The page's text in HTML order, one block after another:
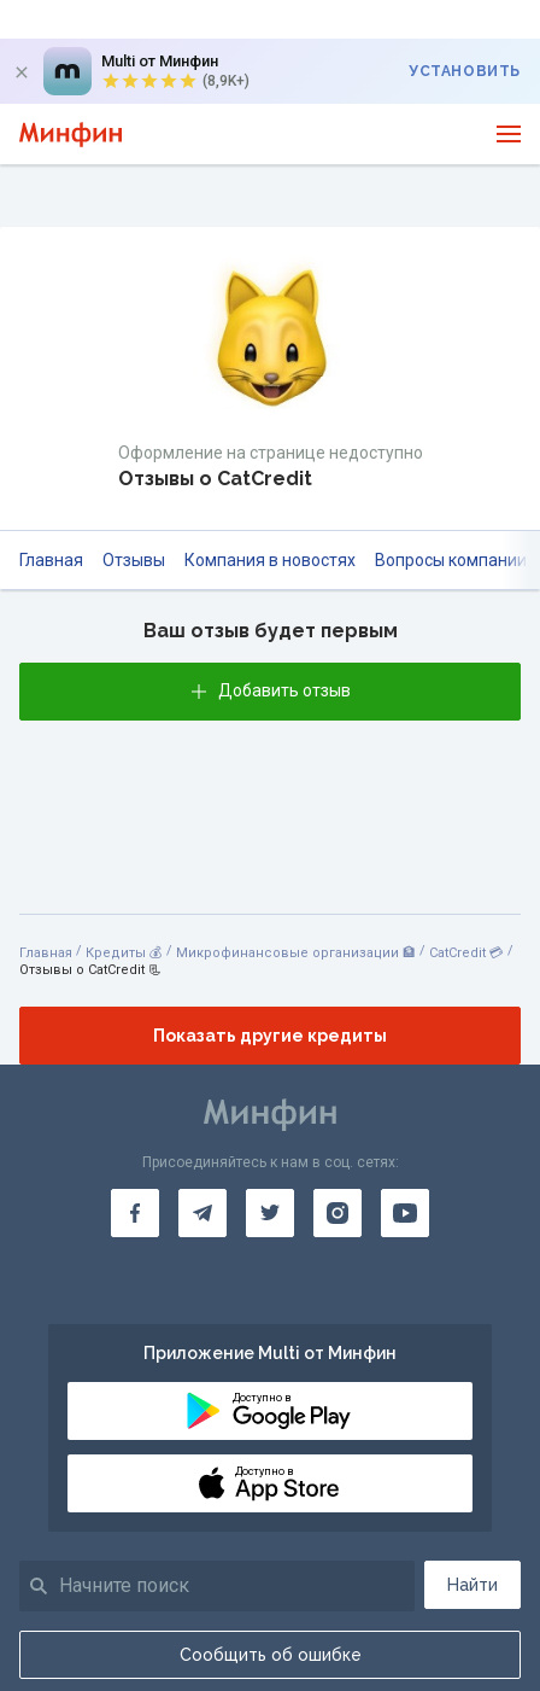
Multi от Минфин
(8,9K+)
УСТАНОВИТЬ
Оформление на странице недоступно
Отзывы о CatCredit
Главная Отзывы Компания в новостях Вопросы компании
Ваш отзыв будет первым
Добавить отзыв
Главная / Кредиты 💰 / Микрофинансовые организации 🏦 / CatCredit 💳 /
Отзывы о CatCredit 📃
Показать другие кредиты
Найти
Сообщить об ошибке
Присоединяйтесь к нам в соц. сетях:
Приложение Multi от Минфин
Доступно в
Доступно в